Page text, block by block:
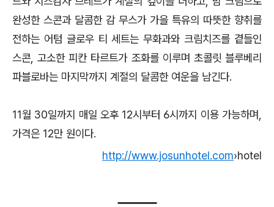
완성한 스콘과 달콤한 감 무스가 가을 특유의 따뜻한 향취를
전하는 어텀 글로우 티 세트는 무화과와 크림치즈를 곁들인
스콘, 고소한 피칸 타르트가 조화를 이루며 초콜릿 블루베리
파블로바는 마지막까지 계절의 달콤한 여운을 남긴다.
11월 30일까지 매일 오후 12시부터 6시까지 이용 가능하며,
가격은 12만 원이다.
http://www.josunhotel.com›hotel